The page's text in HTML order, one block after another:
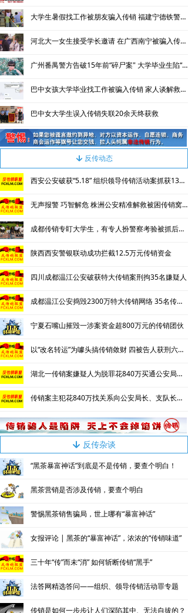
大学生暑假找工作被朋友骗入传销 福建宁德铁警进行解救并捣毁传销窝点
河北大一女生接受学长邀请 在广西南宁被骗入传销窝点
广州番禺警方告破15年前“碎尸案" 大学毕业生陷“恒天”传销被害
巴中女孩大学毕业找工作被骗入传销 家人谈解救过程称心惊肉跳
巴中女大学生误入传销失联20余天终获救
녓 反传动态
西安公安破获“5.18” 组织领导传销活动案抓获130名涉传人员
无声报警 巧智解危 株洲公安精准解救被困传销窝点人员
成都传销专盯大学生，有专人扮警察考验被抓后话术
陕西西安警银联动成功拦截12.5万元传销资金
四川成都温江公安破获特大传销案刑拘35名嫌疑人
成都温江公安捣毁2300万特大传销网络 35名传销骨干被刑拘
宁夏石嘴山摧毁一涉案资金超800万元的传销团伙
以“改名转运”为噱头搞传销敛财 四被告人获刑六年并处罚金
湖北一传销案嫌疑人为脱罪花840万买通公安局长等人
传销案主犯花840万找关系向公安局长、支队长、大队长行贿
녓 反传杂谈
“黑茶暴富神话”到底是不是传销，要查个明白！
黑茶营销是否涉及传销，要查个明白
警惕黑茶销售骗局，世上哪有“暴富神话”
女报评论 | 黑茶的“暴富神话”，浓浓的“传销味道”
三十年“传”而未“消” 如何斩断传销“黑手”
法答网精选答问——组织、领导传销活动罪专题
传销是如何一步步让人们深陷其中、无法自拔的？